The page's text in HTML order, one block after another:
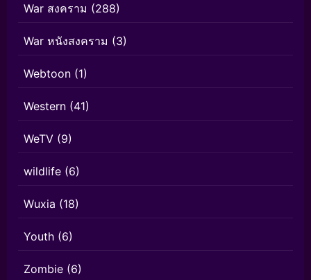
War สงคราม (288)
War หนังสงคราม (3)
Webtoon (1)
Western (41)
WeTV (9)
wildlife (6)
Wuxia (18)
Youth (6)
Zombie (6)